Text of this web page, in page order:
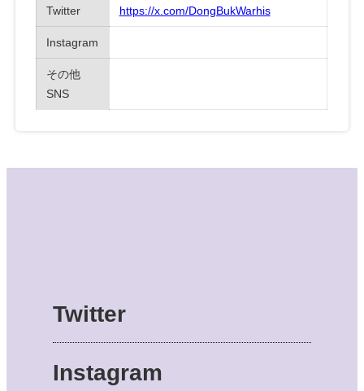
Twitter https://x.com/DongBukWarhis
Instagram
その他
SNS
Twitter
Instagram